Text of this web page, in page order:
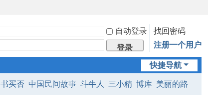
自动登录
找回密码
登录 注册一个用户
快捷导航
买否 中国民间故事 斗牛人 三小精 博库 美丽的路